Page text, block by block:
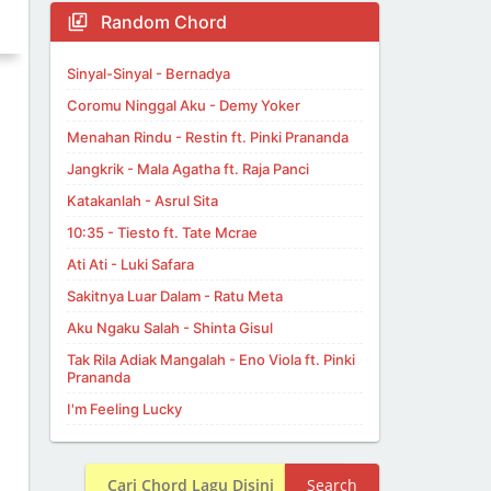
Random Chord
Sinyal-Sinyal - Bernadya
Coromu Ninggal Aku - Demy Yoker
Menahan Rindu - Restin ft. Pinki Prananda
Jangkrik - Mala Agatha ft. Raja Panci
Katakanlah - Asrul Sita
10:35 - Tiesto ft. Tate Mcrae
Ati Ati - Luki Safara
Sakitnya Luar Dalam - Ratu Meta
Aku Ngaku Salah - Shinta Gisul
Tak Rila Adiak Mangalah - Eno Viola ft. Pinki
Prananda
I'm Feeling Lucky
Search